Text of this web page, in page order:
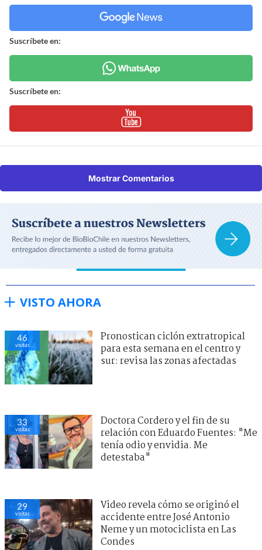
Suscríbete en:
Suscríbete en:
Mostrar Comentarios
VISTO AHORA
46
visitas
Pronostican ciclón extratropical
para esta semana en el centro y
sur: revisa las zonas afectadas
33
visitas
Doctora Cordero y el fin de su
relación con Eduardo Fuentes: "Me
tenía odio y envidia. Me
detestaba"
29
visitas
Video revela cómo se originó el
accidente entre José Antonio
Neme y un motociclista en Las
Condes